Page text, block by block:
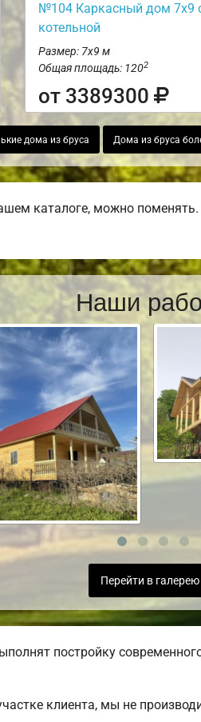
№104 Каркасный дом 7х9
котельной
Размер: 7х9 м
Общая площадь: 1202
от 3389300
дома из бруса Дома из бруса
каталоге, можно
Наши
Перейти в галерею
постройку
клиента, мы не